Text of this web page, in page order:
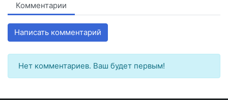
Комментарии
Написать комментарий
Нет комментариев. Ваш будет первым!